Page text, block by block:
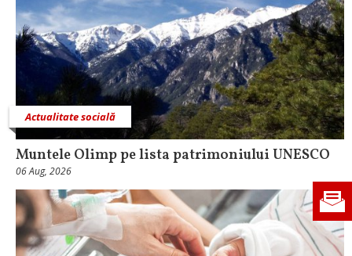
Actualitate socială
Muntele Olimp pe lista patrimoniului UNESCO
06 Aug, 2026